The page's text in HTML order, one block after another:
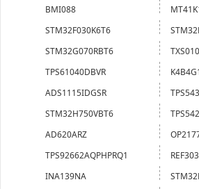
BMI088
STM32F030K6T6
STM32G070RBT6
TPS61040DBVR
ADS1115IDGSR
STM32H750VBT6
AD620ARZ
TPS92662AQPHPRQ1
INA139NA